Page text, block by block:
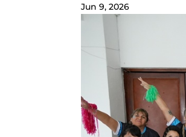
Jun 9, 2026